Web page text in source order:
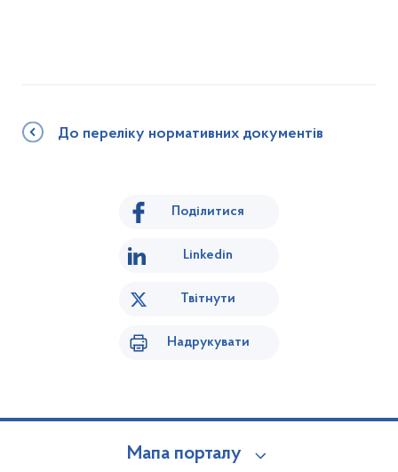
До переліку нормативних документів
Поділитися
Linkedin
Твітнути
Надрукувати
Мапа порталу